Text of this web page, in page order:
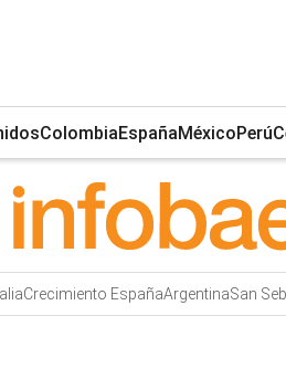
ColombiaEspañaMéxicoPerú
Crecimiento EspañaArgentinaSan